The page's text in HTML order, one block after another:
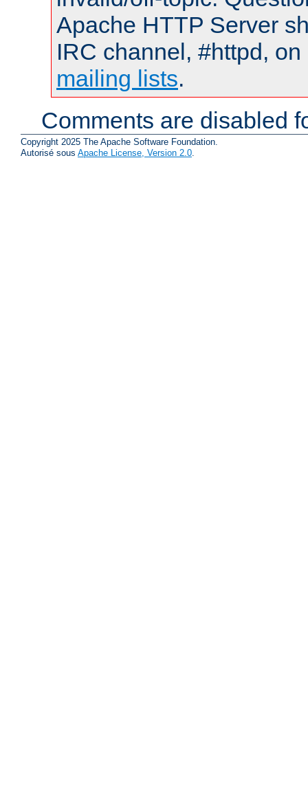
Apache HTTP Server
IRC channel, #httpd,
mailing lists.
Comments are disabled
Copyright 2025 The Apache Software Foundation.
Autorisé sous Apache License, Version 2.0.